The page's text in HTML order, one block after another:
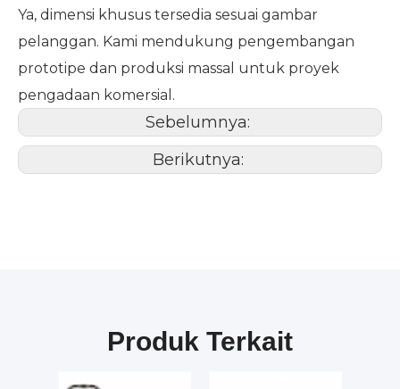
Ya, dimensi khusus tersedia sesuai gambar
pelanggan. Kami mendukung pengembangan
prototipe dan produksi massal untuk proyek
pengadaan komersial.
Sebelumnya:
Berikutnya:
Produk Terkait